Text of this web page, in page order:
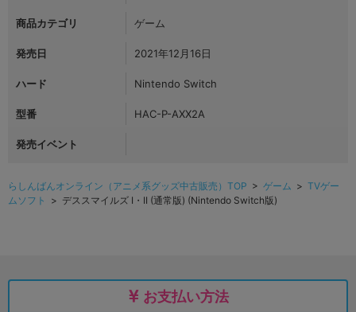
商品カテゴリ ゲーム
発売日 2021年12月16日
ハード Nintendo Switch
型番 HAC-P-AXX2A
発売イベント
らしんばんオンライン（アニメ系グッズ中古販売）TOP > ゲーム > TVゲー
ムソフト
> デススマイルズ I・II (通常版) (Nintendo Switch版)
お支払い方法